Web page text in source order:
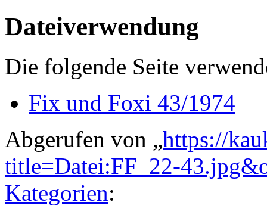
Dateiverwendung
Die folgende Seite
Fix und Foxi 43/1974
Abgerufen von „https://
title=Datei:FF_22-
Kategorien: